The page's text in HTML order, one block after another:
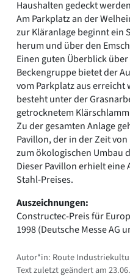
Haushalten gedeckt
Am Parkplatz an der
zur Kläranlage beginnt ein
herum und über den
Einen guten Überblick
Beckengruppe bietet der
vom Parkplatz aus erreicht
besteht unter der
getrocknetem
Zu der gesamten Anlage
Pavillon, der in der Zeit
zum ökologischen Umbau
Dieser Pavillon erhielt eine
Stahl-Preises.
Auszeichnungen:
Constructec-Preis für
1998 (Deutsche Messe AG
Autor*in: Route
Text zuletzt geändert am